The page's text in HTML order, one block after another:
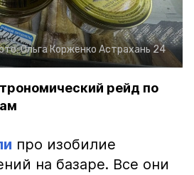
Ольга Корженко Астрахань 24
рейд по
про изобилие
на базаре. Все они